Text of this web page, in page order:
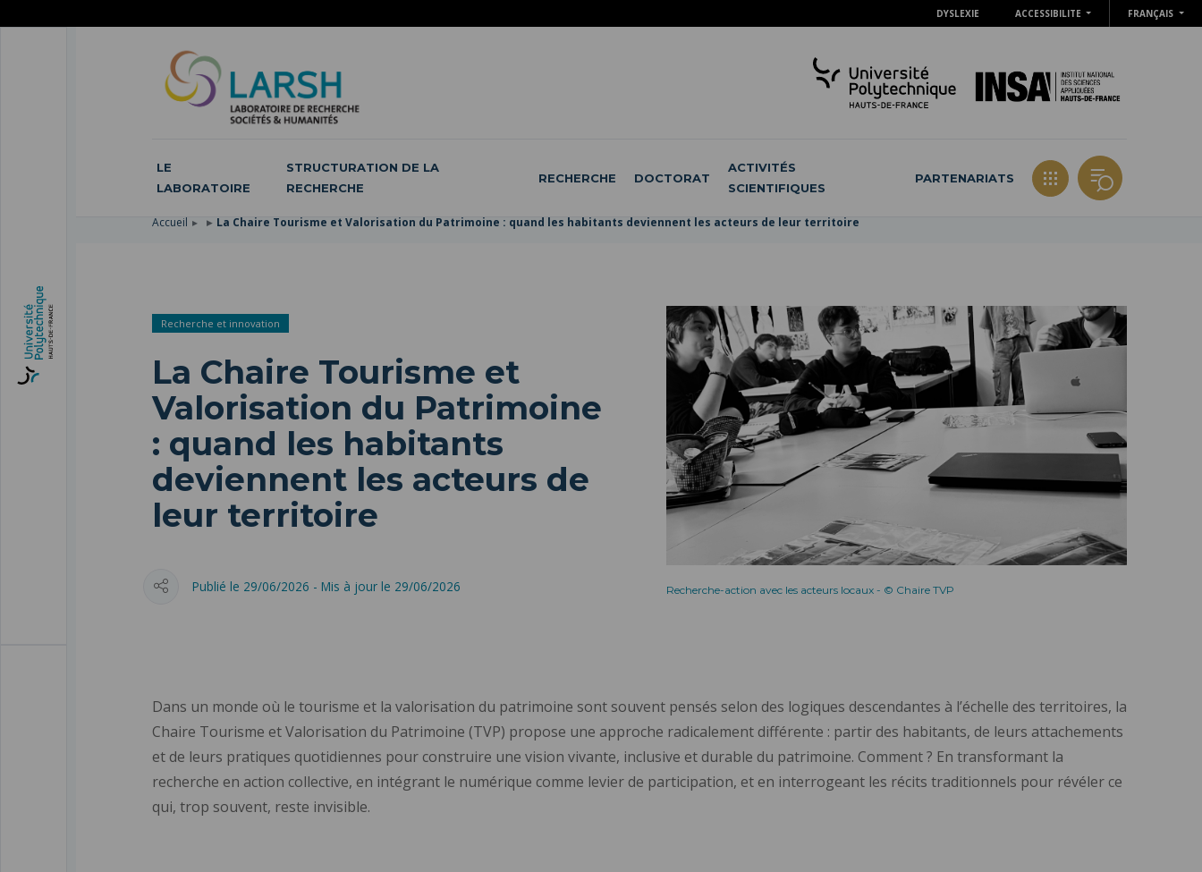
DYSLEXIE ACCESSIBILITE FRANÇAIS
LE
LABORATOIRE
STRUCTURATION DE LA
RECHERCHE
RECHERCHE DOCTORAT
ACTIVITÉS
SCIENTIFIQUES
PARTENARIATS
Accueil La Chaire Tourisme et Valorisation du Patrimoine : quand les habitants deviennent les acteurs de leur territoire
Recherche-action avec les acteurs locaux - © Chaire TVP
Recherche et innovation
La Chaire Tourisme et
Valorisation du Patrimoine
: quand les habitants
deviennent les acteurs de
leur territoire
Publié le 29/06/2026 - Mis à jour le 29/06/2026
Dans un monde où le tourisme et la valorisation du patrimoine sont souvent pensés selon des logiques descendantes à l’échelle des territoires, la
Chaire Tourisme et Valorisation du Patrimoine (TVP) propose une approche radicalement différente : partir des habitants, de leurs attachements
et de leurs pratiques quotidiennes pour construire une vision vivante, inclusive et durable du patrimoine. Comment ? En transformant la
recherche en action collective, en intégrant le numérique comme levier de participation, et en interrogeant les récits traditionnels pour révéler ce
qui, trop souvent, reste invisible.